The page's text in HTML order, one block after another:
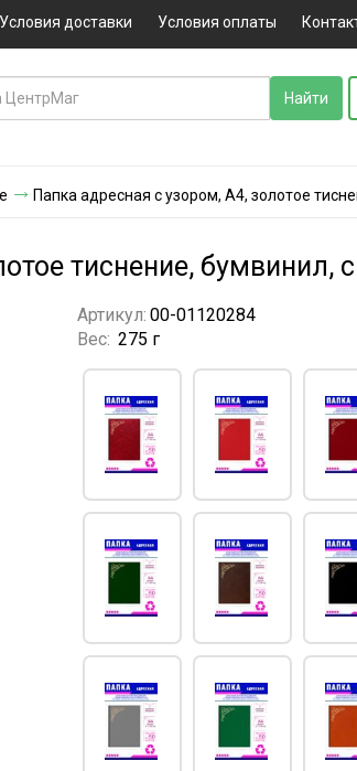
Условия доставки Условия оплаты
Папка адресная с узором, А4, золотое
тиснение, бумвинил,
Артикул: 00-01120284
Вес: 275 г